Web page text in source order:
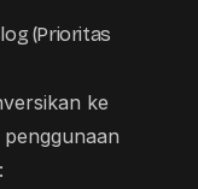
(Prioritas
ke